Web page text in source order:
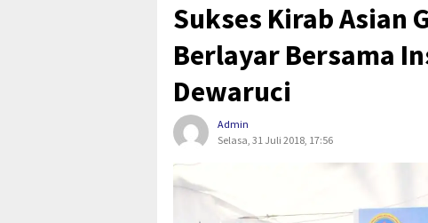
Sukses Kirab Asian
Berlayar Bersama
Dewaruci
Admin
Selasa, 31 Juli 2018, 17:56